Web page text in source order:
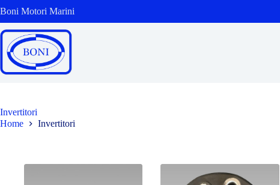
al
contenuto
Boni Motori Marini
Invertitori
Home
Invertitori